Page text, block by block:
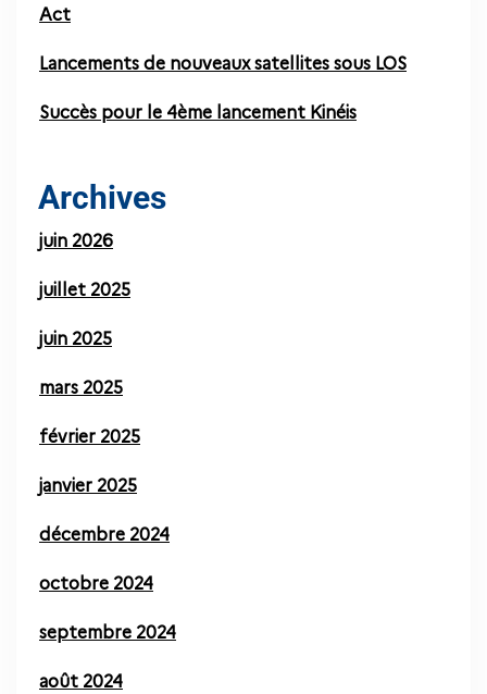
Act
Lancements de nouveaux satellites sous LOS
Succès pour le 4ème lancement Kinéis
Archives
juin 2026
juillet 2025
juin 2025
mars 2025
février 2025
janvier 2025
décembre 2024
octobre 2024
septembre 2024
août 2024